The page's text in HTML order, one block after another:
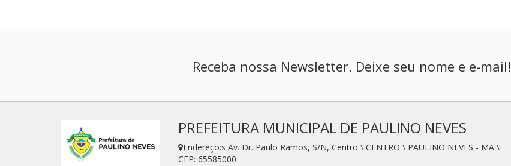
Receba nossa Newsletter. Deixe seu nome e e-mail!
PREFEITURA MUNICIPAL DE PAULINO NEVES
Endereço:s Av. Dr. Paulo Ramos, S/N, Centro \ CENTRO \ PAULINO NEVES - MA \
CEP: 65585000